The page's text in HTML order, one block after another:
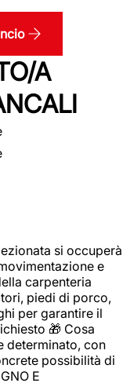
A
si occuperà
e
carpenteria
piedi di porco,
per garantire il
🎁 Cosa
determinato, con
possibilità di
E